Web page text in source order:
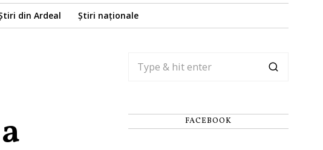
din Ardeal Știri naționale
FACEBOOK